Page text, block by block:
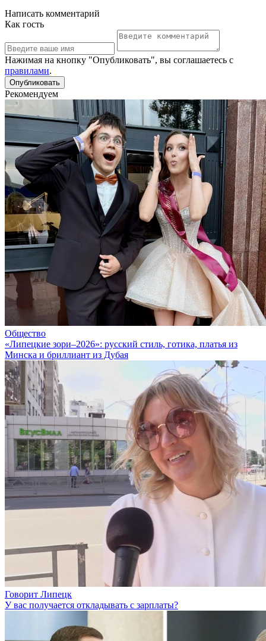
Написать комментарий
Как гость
Нажимая на кнопку "Опубликовать", вы соглашаетесь с
правилами.
Рекомендуем
Общество
«Липецкие зори–2026»: русский стиль, готика, платья из
Минска и бриллиант из Дубая
Говорит Липецк
У вас получается откладывать с зарплаты?